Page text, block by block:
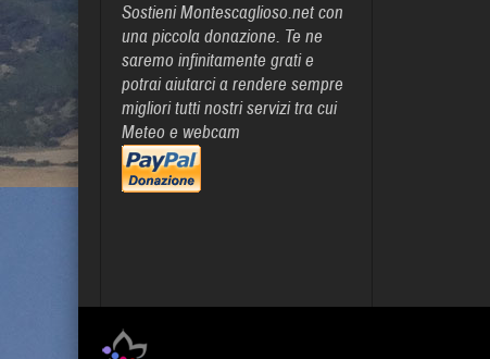
Sostieni Montescaglioso.net con
una piccola donazione. Te ne
saremo infinitamente grati e
potrai aiutarci a rendere sempre
migliori tutti nostri servizi tra cui
Meteo e webcam